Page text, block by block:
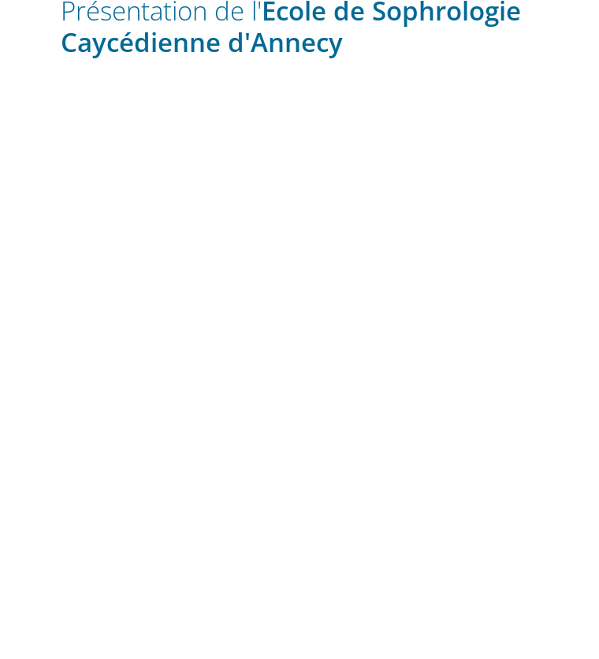
Présentation de l'Ecole de Sophrologie
Caycédienne d'Annecy